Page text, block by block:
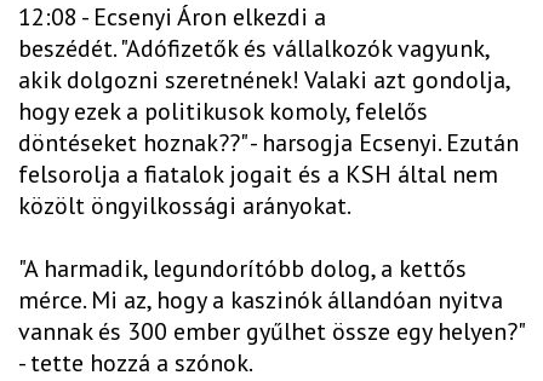
12:08 - Ecsenyi Áron elkezdi a
beszédét. "Adófizetők és vállalkozók vagyunk,
akik dolgozni szeretnének! Valaki azt gondolja,
hogy ezek a politikusok komoly, felelős
döntéseket hoznak??" - harsogja Ecsenyi. Ezután
felsorolja a fiatalok jogait és a KSH által nem
közölt öngyilkossági arányokat.
"A harmadik, legundorítóbb dolog, a kettős
mérce. Mi az, hogy a kaszinók állandóan nyitva
vannak és 300 ember gyűlhet össze egy helyen?"
- tette hozzá a szónok.